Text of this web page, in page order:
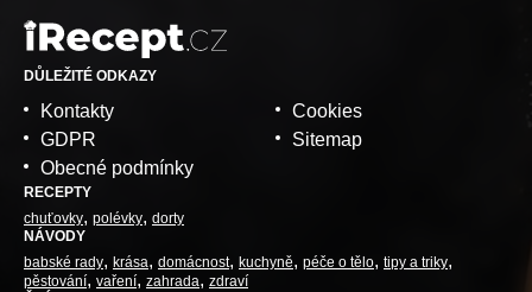
DŮLEŽITÉ ODKAZY
Kontakty
GDPR
Obecné podmínky
Cookies
Sitemap
RECEPTY
chuťovky polévky dorty
NÁVODY
babské rady krása domácnost kuchyně péče o tělo tipy a triky
pěstování vaření zahrada
zdraví